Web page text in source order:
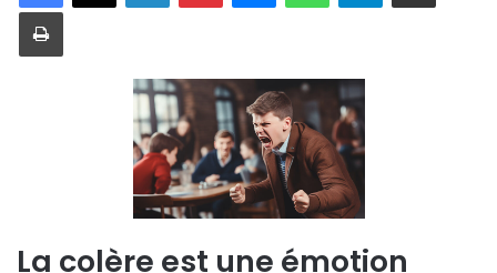
Imprimer
La colère est une émotion